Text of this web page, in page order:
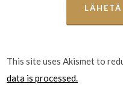
This site uses Akismet to
data is processed.